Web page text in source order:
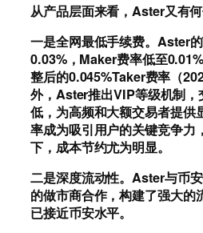
从产品层面来看，Aster又有
一是全网最低手续费。Aster
0.03%，Maker费率低至
整后的0.045%Taker费率（
外，Aster推出VIP等级机制，
低，为高频和大额交易者提供
率成为吸引用户的关键竞争力
下，成本节约尤为明显。
二是深度流动性。Aster与币
的做市商合作，构建了强大的
已接近币安水平。